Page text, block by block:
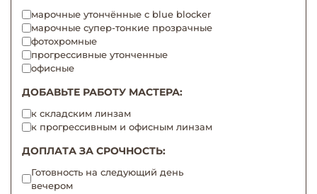
марочные утончённые с blue blocker
марочные супер-тонкие прозрачные
фотохромные
прогрессивные утонченные
офисные
ДОБАВЬТЕ РАБОТУ МАСТЕРА:
к складским линзам
к прогрессивным и офисным линзам
ДОПЛАТА ЗА СРОЧНОСТЬ:
Готовность на следующий день
вечером